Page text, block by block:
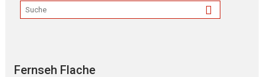
Fernseh Flache